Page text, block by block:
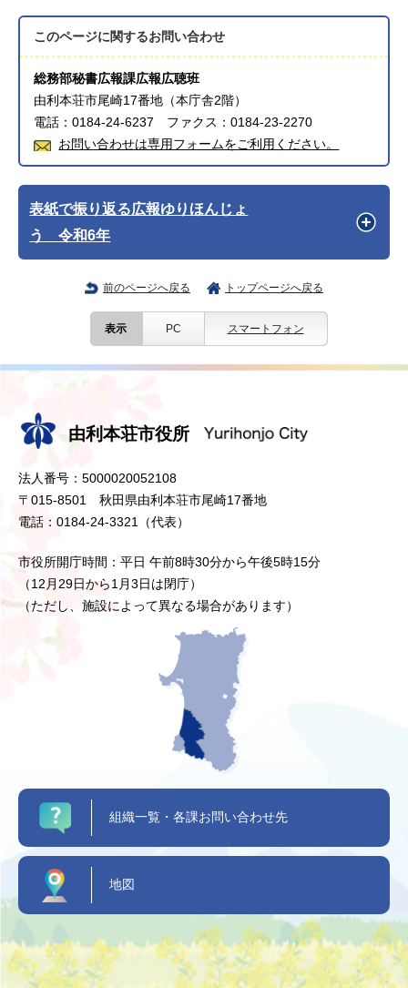
このページに関するお問い合わせ
総務部秘書広報課広報広聴班
由利本荘市尾崎17番地（本庁舎2階）
電話：0184-24-6237 ファクス：0184-23-2270
お問い合わせは専用フォームをご利用ください。
表紙で振り返る広報ゆりほんじょ
う 令和6年
前のページへ戻る トップページへ戻る
表示 PC スマートフォン
由利本荘市役所
法人番号：5000020052108
〒015-8501 秋田県由利本荘市尾崎17番地
電話：0184-24-3321（代表）
市役所開庁時間：平日 午前8時30分から午後5時15分
（12月29日から1月3日は閉庁）
（ただし、施設によって異なる場合があります）
組織一覧・各課お問い合わせ先
地図